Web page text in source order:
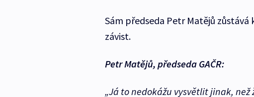
Sám předseda Petr Matějů
závist.
Petr Matějů, předseda GAČR:
„Já to nedokážu vysvětlit jinak,